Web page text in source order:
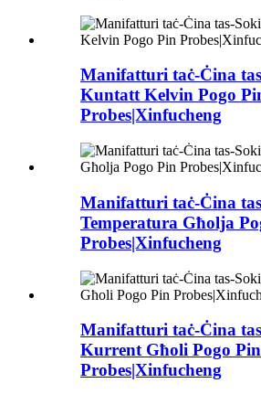
Manifatturi taċ-Ċina
Kuntatt Kelvin Pogo
Probes|Xinfucheng
Manifatturi taċ-Ċina
Temperatura Għolja
Probes|Xinfucheng
Manifatturi taċ-Ċina
Kurrent Għoli Pogo Pin
Probes|Xinfucheng